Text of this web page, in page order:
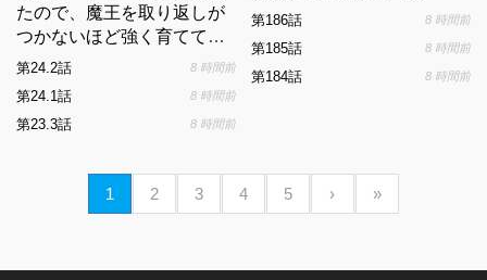
たので、魔王を取り返しが
つかないほど強く育ててみ
た
第24.2話 8 時間前
第24.1話 8 時間前
第23.3話 8 時間前
第186話 8 時間前
第185話 8 時間前
第184話 8 時間前
1 2 3 4 5 › »